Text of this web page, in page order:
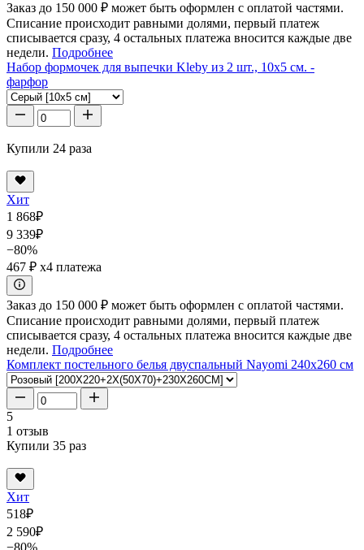
Заказ до 150 000 ₽ может быть оформлен с оплатой частями.
Списание происходит равными долями, первый платеж
списывается сразу, 4 остальных платежа вносится каждые две
недели. Подробнее
Набор формочек для выпечки Kleby из 2 шт., 10x5 см. -
фарфор
Купили 24 раза
Хит
1 868₽
9 339₽
−80%
467 ₽ x4 платежа
Заказ до 150 000 ₽ может быть оформлен с оплатой частями.
Списание происходит равными долями, первый платеж
списывается сразу, 4 остальных платежа вносится каждые две
недели. Подробнее
Комплект постельного белья двуспальный Nayomi 240x260 см
5
1 отзыв
Купили 35 раз
Хит
518₽
2 590₽